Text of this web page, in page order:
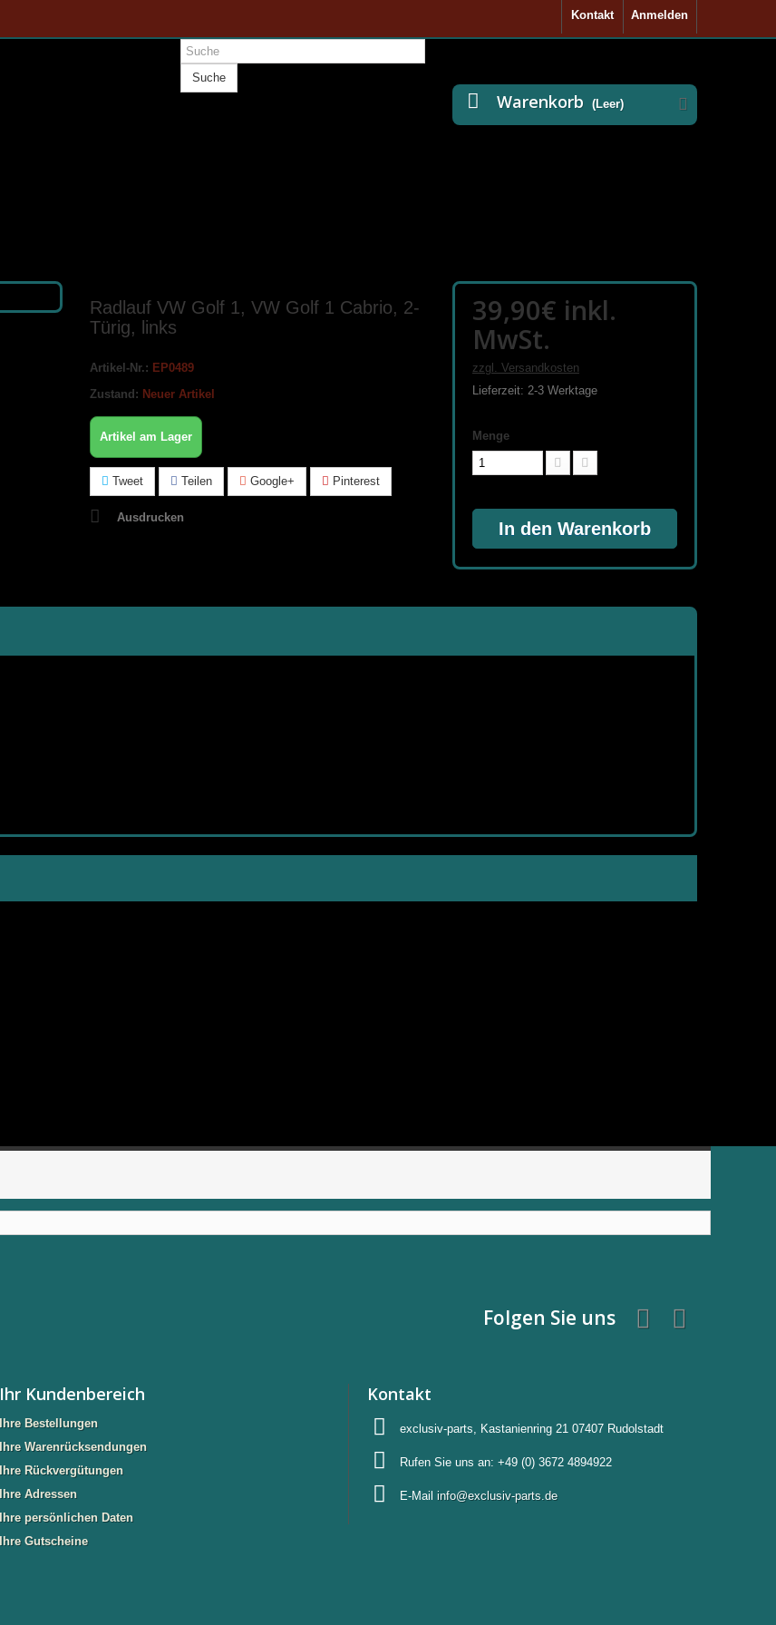
Anmelden
Kontakt
Suche
Warenkorb (Leer)
Radlauf VW Golf 1, VW Golf 1 Cabrio, 2-
Türig, links
Artikel-Nr.: EP0489
Zustand: Neuer Artikel
Artikel am Lager
Tweet Teilen Google+ Pinterest
Ausdrucken
39,90€ inkl.
MwSt.
zzgl. Versandkosten
Lieferzeit: 2-3 Werktage
Menge
In den Warenkorb
Folgen Sie uns
Ihr Kundenbereich
Ihre Bestellungen
Ihre Warenrücksendungen
Ihre Rückvergütungen
Ihre Adressen
Ihre persönlichen Daten
Ihre Gutscheine
Kontakt
exclusiv-parts, Kastanienring 21 07407 Rudolstadt
Rufen Sie uns an: +49 (0) 3672 4894922
E-Mail info@exclusiv-parts.de